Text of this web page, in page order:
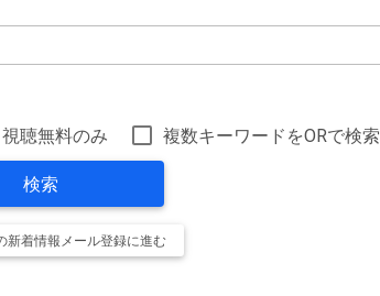
視聴無料のみ 複数キーワードをORで検索
検索
新着情報メール登録に進む